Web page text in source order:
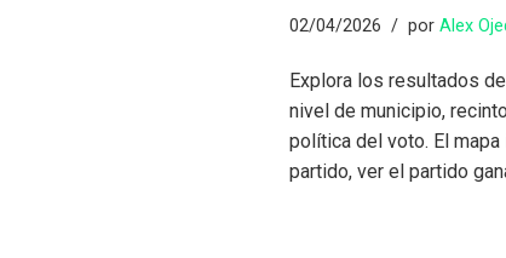
02/04/2026 por Alex
Explora los resultados
nivel de municipio,
política del voto. El
partido, ver el partido